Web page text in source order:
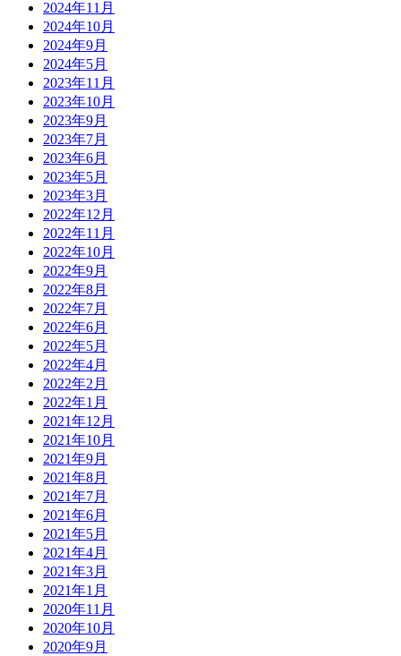
2024年11月
2024年10月
2024年9月
2024年5月
2023年11月
2023年10月
2023年9月
2023年7月
2023年6月
2023年5月
2023年3月
2022年12月
2022年11月
2022年10月
2022年9月
2022年8月
2022年7月
2022年6月
2022年5月
2022年4月
2022年2月
2022年1月
2021年12月
2021年10月
2021年9月
2021年8月
2021年7月
2021年6月
2021年5月
2021年4月
2021年3月
2021年1月
2020年11月
2020年10月
2020年9月